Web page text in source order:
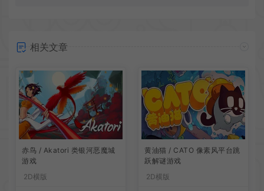
相关文章
赤鸟 / Akatori 类银河恶魔城
游戏
2D横版
黄油猫 / CATO 像素风平台跳
跃解谜游戏
2D横版